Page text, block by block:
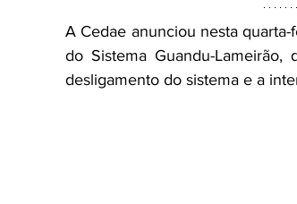
A Cedae anunciou nesta
do Sistema Guandu-
desligamento do sistema e a